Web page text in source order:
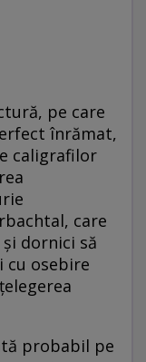
pe care
înrămat,
caligrafilor
care
dornici să
cu osebire
probabil pe